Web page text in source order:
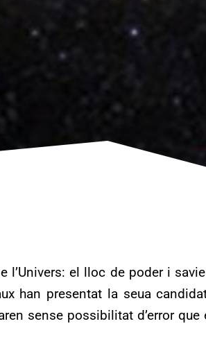
l’Univers: el lloc de poder i
han presentat la seua
sense possibilitat d’error que